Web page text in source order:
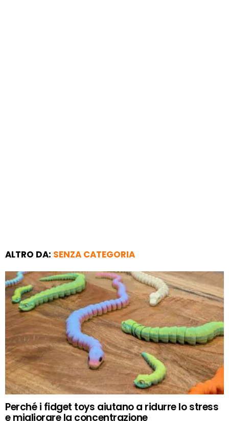
ALTRO DA: SENZA CATEGORIA
Perché i fidget toys aiutano a ridurre lo stress
e migliorare la concentrazione